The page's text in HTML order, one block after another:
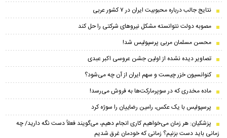
نتایج جالب درباره محبوبیت ایران در ۷ کشور عربی
مصوبه دولت نتوانسته مشکل نیروهای شرکتی را حل کند
محسن مسلمان مربی پرسپولیس شد!
تصاویر دیده نشده از اولین جشن عروسی اکبر عبدی
کنوانسیون خزر چیست و سهم ایران از آن چه می‌شود؟
ماده مخدری که در سوپرمارکت‌ها به فروش می‌رسد!
پرسپولیس با یک عکس، رامین رضاییان را سوژه کرد
پزشکیان: هر زمان می‌خواهیم کاری انجام دهیم، می‌گویند فعلاً دست نگه دارید/ چه
زمانی باید دست بزنیم؟ زمانی که خودمان غرق شدیم